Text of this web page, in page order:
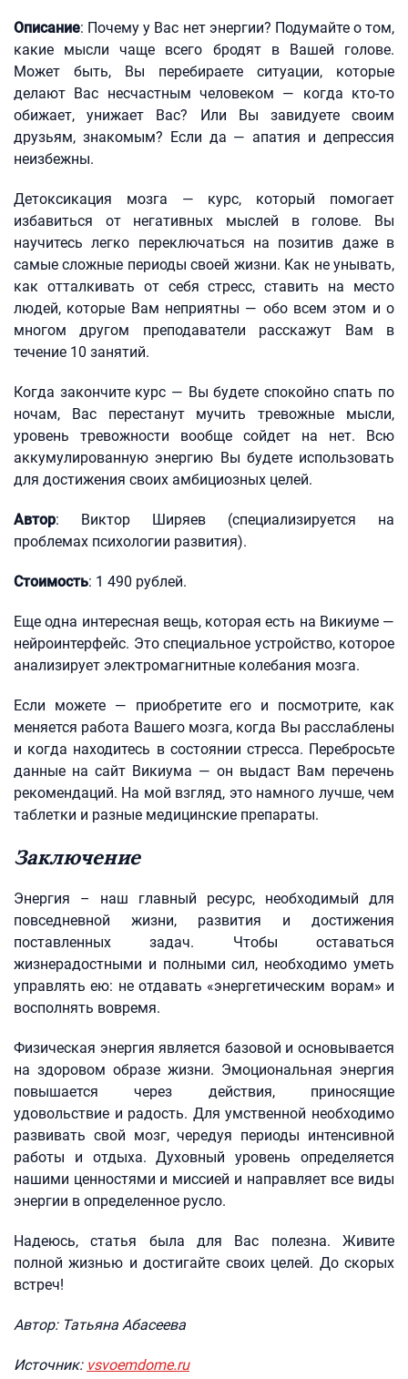
Описание: Почему у Вас нет энергии? Подумайте о том,
какие мысли чаще всего бродят в Вашей голове.
Может быть, Вы перебираете ситуации, которые
делают Вас несчастным человеком — когда кто-то
обижает, унижает Вас? Или Вы завидуете своим
друзьям, знакомым? Если да — апатия и депрессия
неизбежны.
Детоксикация мозга — курс, который помогает
избавиться от негативных мыслей в голове. Вы
научитесь легко переключаться на позитив даже в
самые сложные периоды своей жизни. Как не унывать,
как отталкивать от себя стресс, ставить на место
людей, которые Вам неприятны — обо всем этом и о
многом другом преподаватели расскажут Вам в
течение 10 занятий.
Когда закончите курс — Вы будете спокойно спать по
ночам, Вас перестанут мучить тревожные мысли,
уровень тревожности вообще сойдет на нет. Всю
аккумулированную энергию Вы будете использовать
для достижения своих амбициозных целей.
Автор: Виктор Ширяев (специализируется на
проблемах психологии развития).
Стоимость: 1 490 рублей.
Еще одна интересная вещь, которая есть на Викиуме —
нейроинтерфейс. Это специальное устройство, которое
анализирует электромагнитные колебания мозга.
Если можете — приобретите его и посмотрите, как
меняется работа Вашего мозга, когда Вы расслаблены
и когда находитесь в состоянии стресса. Перебросьте
данные на сайт Викиума — он выдаст Вам перечень
рекомендаций. На мой взгляд, это намного лучше, чем
таблетки и разные медицинские препараты.
Заключение
Энергия – наш главный ресурс, необходимый для
повседневной жизни, развития и достижения
поставленных задач. Чтобы оставаться
жизнерадостными и полными сил, необходимо уметь
управлять ею: не отдавать «энергетическим ворам» и
восполнять вовремя.
Физическая энергия является базовой и основывается
на здоровом образе жизни. Эмоциональная энергия
повышается через действия, приносящие
удовольствие и радость. Для умственной необходимо
развивать свой мозг, чередуя периоды интенсивной
работы и отдыха. Духовный уровень определяется
нашими ценностями и миссией и направляет все виды
энергии в определенное русло.
Надеюсь, статья была для Вас полезна. Живите
полной жизнью и достигайте своих целей. До скорых
встреч!
Автор: Татьяна Абасеева
Источник: vsvoemdome.ru